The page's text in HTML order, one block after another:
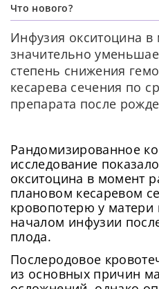
Что нового?
Инфузия окситоцина
значительно
степень снижения
кесарева сечения по
препарата после
Рандомизированное
исследование
окситоцина в момент
плановом кесаревом
кровопотерю у
началом инфузии
плода.
Послеродовое
из основных причин